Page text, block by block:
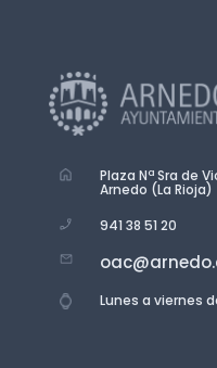
Plaza Nª Sra de
Arnedo (La Rioja)
941 38 51 20
Lunes a viernes